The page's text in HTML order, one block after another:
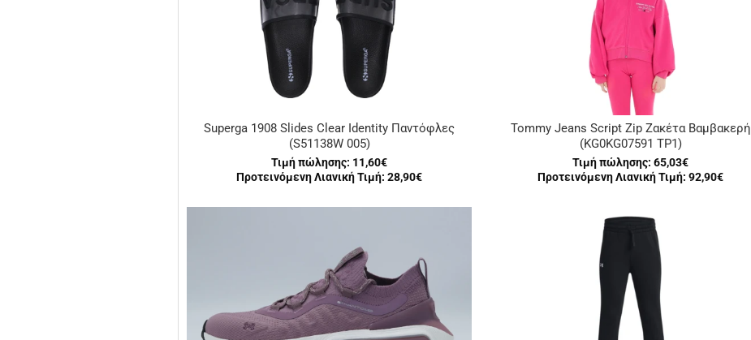
Superga 1908 Slides Clear Identity Παντόφλες
(S51138W 005)
Τιμή πώλησης: 11,60€
Προτεινόμενη Λιανική Τιμή: 28,90€
Tommy Jeans Script Zip Ζακέτα Βαμβακερή
(KG0KG07591 TP1)
Τιμή πώλησης: 65,03€
Προτεινόμενη Λιανική Τιμή: 92,90€